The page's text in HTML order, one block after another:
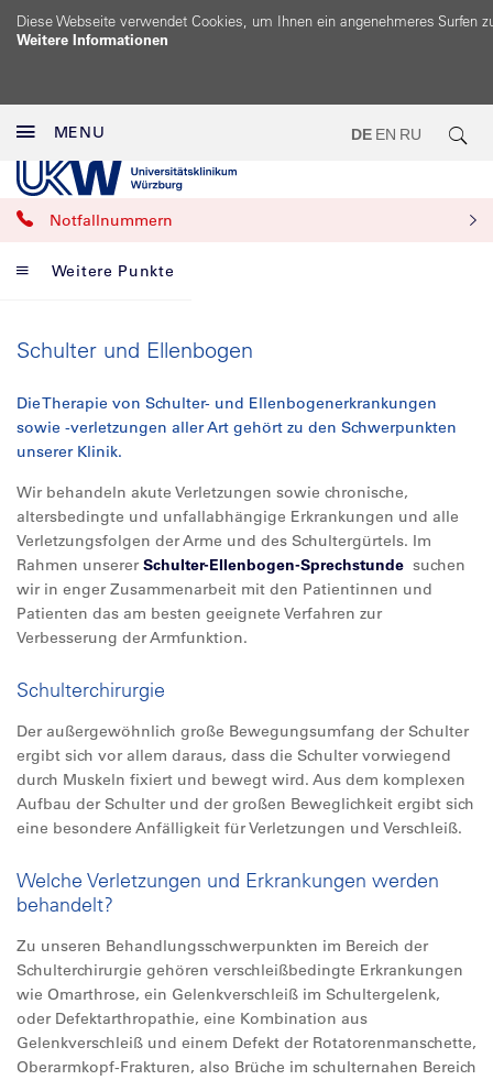
Diese Webseite verwendet Cookies, um Ihnen ein angenehmeres Surfen
Weitere Informationen
MENU DE EN RU
Notfallnummern
Weitere Punkte
Schulter und Ellenbogen
Die Therapie von Schulter- und Ellenbogenerkrankungen
sowie -verletzungen aller Art gehört zu den Schwerpunkten
unserer Klinik.
Wir behandeln akute Verletzungen sowie chronische,
altersbedingte und unfallabhängige Erkrankungen und alle
Verletzungsfolgen der Arme und des Schultergürtels. Im
Rahmen unsererSchulter-Ellenbogen-Sprechstunde suchen
wir in enger Zusammenarbeit mit den Patientinnen und
Patienten das am besten geeignete Verfahren zur
Verbesserung der Armfunktion.
Schulterchirurgie
Der außergewöhnlich große Bewegungsumfang der Schulter
ergibt sich vor allem daraus, dass die Schulter vorwiegend
durch Muskeln fixiert und bewegt wird. Aus dem komplexen
Aufbau der Schulter und der großen Beweglichkeit ergibt sich
eine besondere Anfälligkeit für Verletzungen und Verschleiß.
Welche Verletzungen und Erkrankungen werden
behandelt?
Zu unseren Behandlungsschwerpunkten im Bereich der
Schulterchirurgie gehören verschleißbedingte Erkrankungen
wie Omarthrose, ein Gelenkverschleiß im Schultergelenk,
oder Defektarthropathie, eine Kombination aus
Gelenkverschleiß und einem Defekt der Rotatorenmanschette,
Oberarmkopf-Frakturen, also Brüche im schulternahen Bereich